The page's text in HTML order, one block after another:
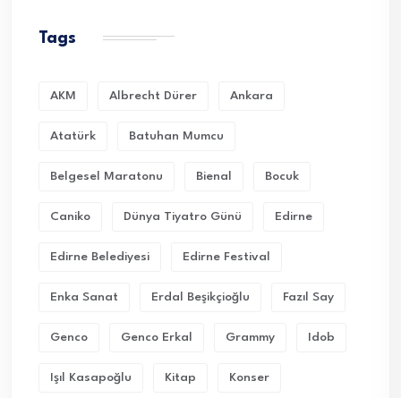
Tags
AKM Albrecht Dürer Ankara
Atatürk Batuhan Mumcu
Belgesel Maratonu Bienal Bocuk
Caniko Dünya Tiyatro Günü Edirne
Edirne Belediyesi Edirne Festival
Enka Sanat Erdal Beşikçioğlu Fazıl Say
Genco Genco Erkal Grammy Idob
Işıl Kasapoğlu Kitap Konser